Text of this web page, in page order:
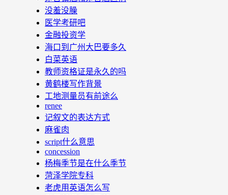
没羞没臊
医学考研吧
金融投资学
海口到广州大巴要多久
白菜英语
教师资格证是永久的吗
黄鹤楼写作背景
工地测量员有前途么
renee
记叙文的表达方式
麻雀肉
script什么意思
concession
杨梅季节是在什么季节
菏泽学院专科
老虎用英语怎么写